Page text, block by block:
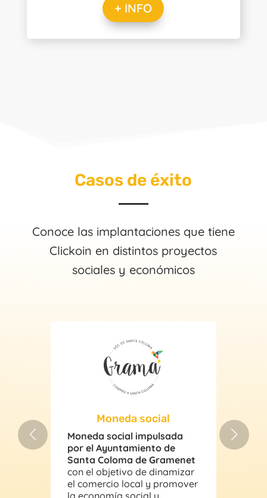
+ INFO
Casos de éxito
Conoce las implantaciones que tiene
Clickoin en distintos proyectos
sociales y económicos
Moneda social
Moneda social impulsada
por el Ayuntamiento de
Santa Coloma de Gramenet
con el objetivo de dinamizar
el comercio local y promover